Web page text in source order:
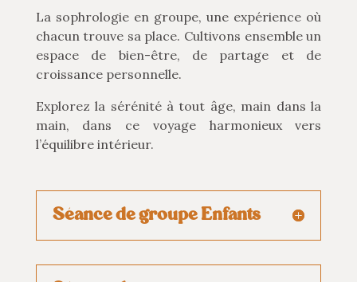
La sophrologie en groupe, une expérience où
chacun trouve sa place. Cultivons ensemble un
espace de bien-être, de partage et de
croissance personnelle.
Explorez la sérénité à tout âge, main dans la
main, dans ce voyage harmonieux vers
l’équilibre intérieur.
Séance de groupe Enfants